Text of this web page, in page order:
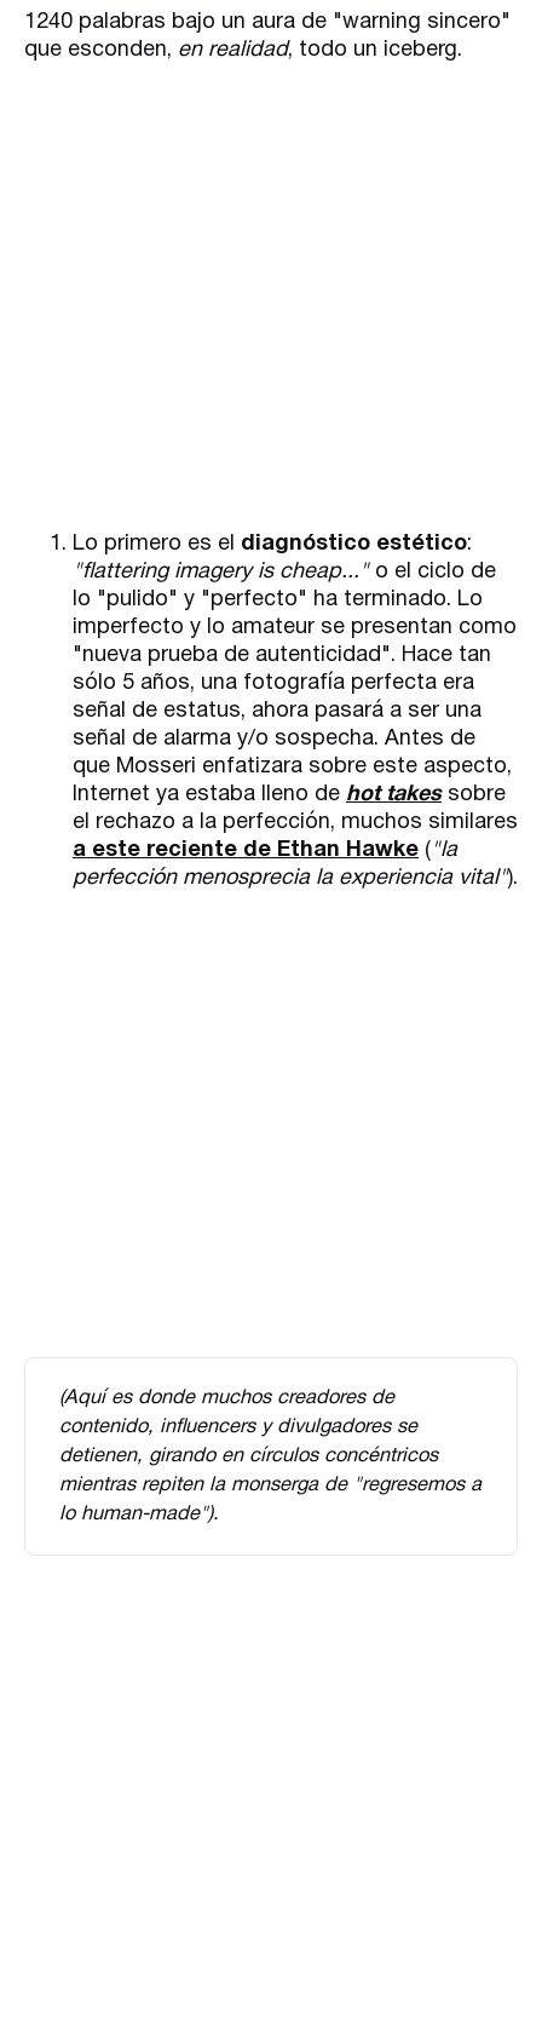
1240 palabras bajo un aura de "warning sincero"
que esconden, en realidad, todo un iceberg.
Lo primero es el diagnóstico estético:
"flattering imagery is cheap..."o el ciclo de
lo "pulido" y "perfecto" ha terminado. Lo
imperfecto y lo amateur se presentan como
"nueva prueba de autenticidad". Hace tan
sólo 5 años, una fotografía perfecta era
señal de estatus, ahora pasará a ser una
señal de alarma y/o sospecha. Antes de
que Mosseri enfatizara sobre este aspecto,
Internet ya estaba lleno de hot takessobre
el rechazo a la perfección, muchos similares
a este reciente de Ethan Hawke ( "la
perfección menosprecia la experiencia vital").
(Aquí es donde muchos creadores de
contenido, influencers y divulgadores se
detienen, girando en círculos concéntricos
mientras repiten la monserga de "regresemos a
lo human-made").